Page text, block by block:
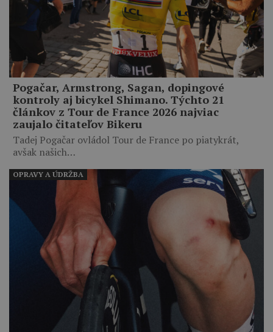
Pogačar, Armstrong, Sagan, dopingové
kontroly aj bicykel Shimano. Týchto 21
článkov z Tour de France 2026 najviac
zaujalo čitateľov Bikeru
Tadej Pogačar ovládol Tour de France po piatykrát,
avšak našich…
OPRAVY A ÚDRŽBA